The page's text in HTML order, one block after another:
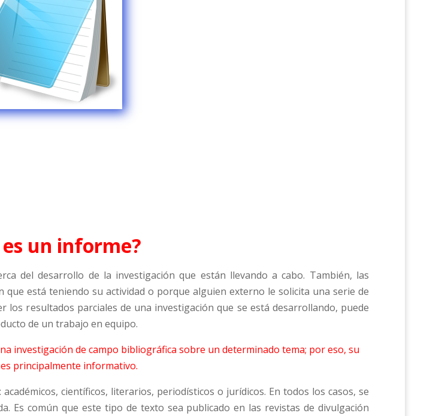
es un informe?
del desarrollo de la investigación que están llevando a cabo. También, las
está teniendo su actividad o porque alguien externo le solicita una serie de
resultados parciales de una investigación que se está desarrollando, puede
de un trabajo en equipo.
investigación de campo bibliográfica sobre un determinado tema; por eso, su
principalmente informativo.
científicos, literarios, periodísticos o jurídicos. En todos los casos, se
Es común que este tipo de texto sea publicado en las revistas de divulgación